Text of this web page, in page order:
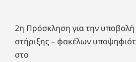
2η Πρόσκληση για την
στήριξης – φακέλων
στο